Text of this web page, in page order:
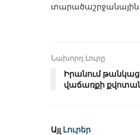
տարածաշրջանային
Նախորդ Լուրը
Իրանում
վաճառքի
Այլ Լուրեր